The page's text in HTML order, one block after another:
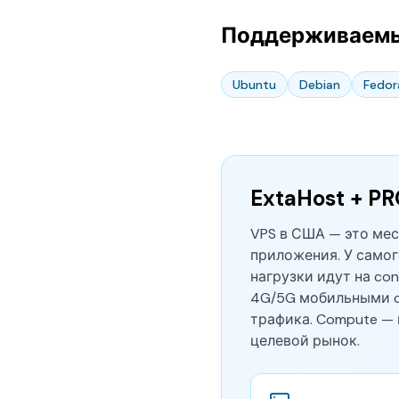
Ubuntu Debian
ExtaHost +
VPS в США — это
приложения. У
нагрузки идут на
4G/5G мобильными
трафика. Compute —
целевой рынок.